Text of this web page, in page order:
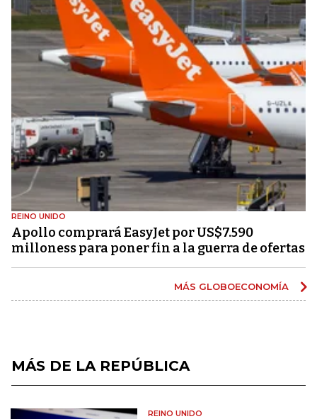
REINO UNIDO
Apollo comprará EasyJet por US$7.590
milloness para poner fin a la guerra de ofertas
MÁS GLOBOECONOMÍA
MÁS DE LA REPÚBLICA
REINO UNIDO